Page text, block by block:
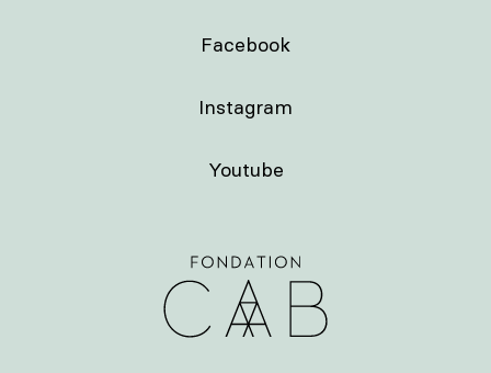
Facebook
Instagram
Youtube